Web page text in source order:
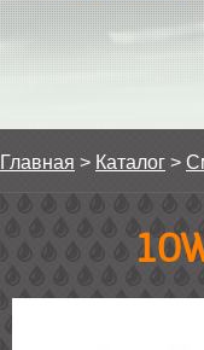
Главная > Каталог >